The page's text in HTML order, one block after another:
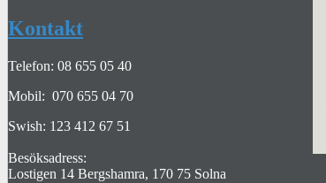
Kontakt
Telefon: 08 655 05 40
Mobil: 070 655 04 70
Swish: 123 412 67 51
Besöksadress:
Lostigen 14 Bergshamra, 170 75 Solna